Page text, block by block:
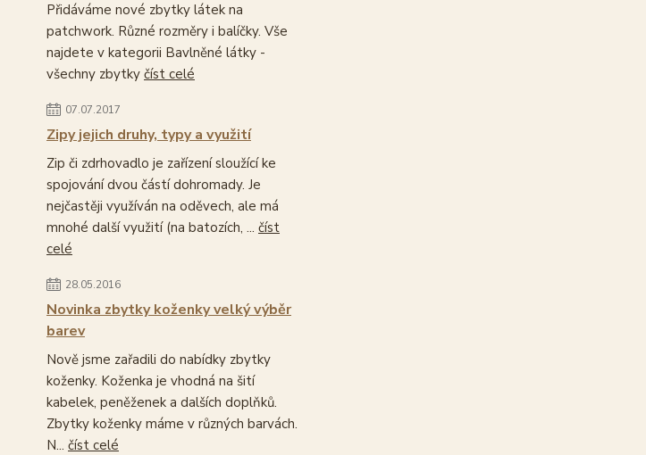
Přidáváme nové zbytky látek na
patchwork. Různé rozměry i balíčky. Vše
najdete v kategorii Bavlněné látky -
všechny zbytky číst celé
07.07.2017
Zipy jejich druhy, typy a využití
Zip či zdrhovadlo je zařízení sloužící ke
spojování dvou částí dohromady. Je
nejčastěji využíván na oděvech, ale má
mnohé další využití (na batozích, ... číst
celé
28.05.2016
Novinka zbytky koženky velký výběr
barev
Nově jsme zařadili do nabídky zbytky
koženky. Koženka je vhodná na šití
kabelek, peněženek a dalších doplňků.
Zbytky koženky máme v různých barvách.
N... číst celé